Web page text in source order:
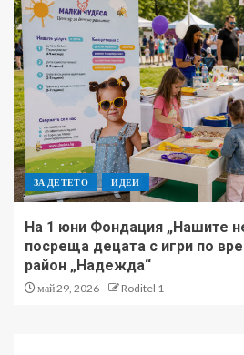
ЗА ДЕТЕТО ИДЕИ
На 1 юни Фондация „Нашите
посреща децата с игри по
район „Надежда“
май 29, 2026 Roditel 1